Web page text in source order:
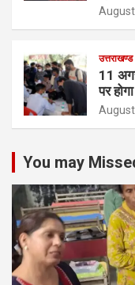
उत्तराखण्ड
11
पर
You may